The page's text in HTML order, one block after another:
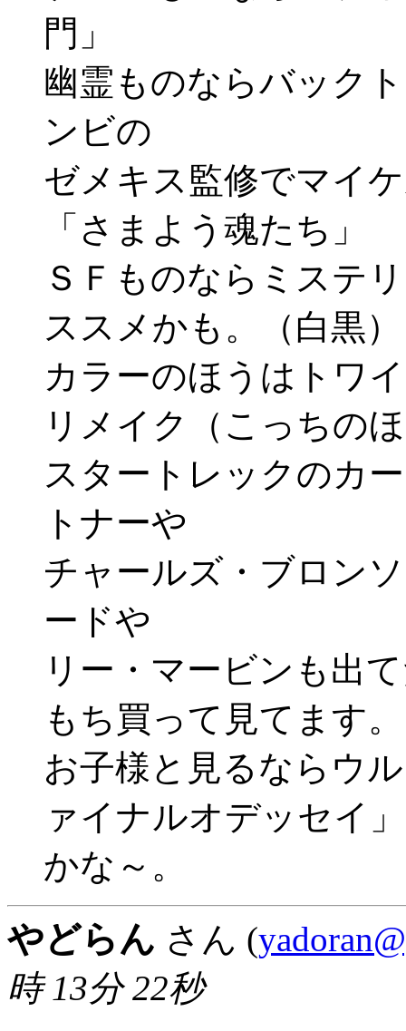
門」
幽霊ものならバック
ンビの
ゼメキス監修でマイ
「さまよう魂たち」
ＳＦものならミステ
ススメかも。（白黒）
カラーのほうはトワ
リメイク（こっちの
スタートレックのカ
トナーや
チャールズ・ブロン
ードや
リー・マービンも出
もち買って見てます。
お子様と見るならウ
ァイナルオデッセイ」
かな～。
やどらん さん (
時 13分 22秒